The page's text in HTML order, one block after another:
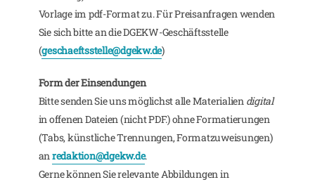
Vorlage im pdf-Format zu. Für Preisanfragen wenden
Sie sich bitte an die DGEKW-Geschäftsstelle
(geschaeftsstelle@dgekw.de)
Form der Einsendungen
Bitte senden Sie uns möglichst alle Materialien digital
in offenen Dateien (nicht PDF.) ohne Formatierungen
(Tabs, künstliche Trennungen, Formatzuweisungen)
anredaktion@dgekw.de.
Gerne können Sie relevante Abbildungen in